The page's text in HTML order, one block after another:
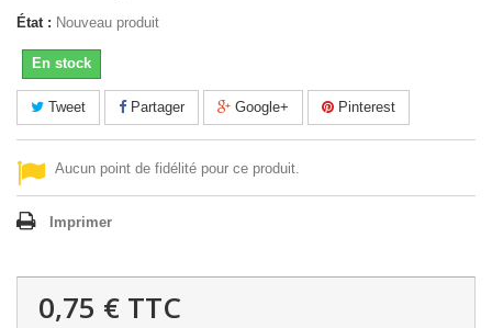
État : Nouveau produit
En stock
Tweet Partager Google+ Pinterest
Aucun point de fidélité pour ce produit.
Imprimer
0,75 € TTC